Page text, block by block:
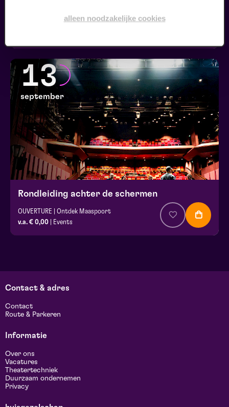
alleen noodzakelijke cookies
Silverfood Universum
13
september
Rondleiding achter de schermen
OUVERTURE | Ontdek Maaspoort
v.a. € 0,00 | Events
Contact & adres
Contact
Route & Parkeren
Informatie
Over ons
Vacatures
Theatertechniek
Duurzaam ondernemen
Privacy